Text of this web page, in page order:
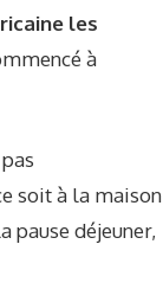
les
à
soit à la maison
pause déjeuner,